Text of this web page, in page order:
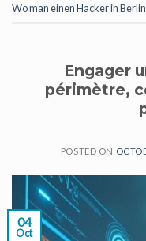
Wo man einen Hacker in
Engager
périmètre,
POSTED ON
04
Oct